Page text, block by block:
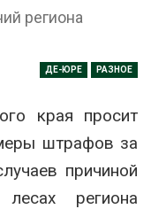
региона
ДЕ-ЮРЕ РАЗНОЕ
края просит
штрафов за
причиной
региона